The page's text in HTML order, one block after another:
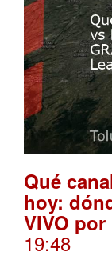
Qué
hoy:
VIVO
19:48